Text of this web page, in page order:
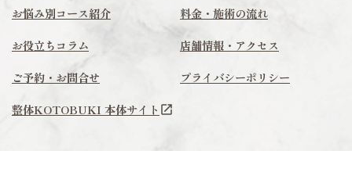
お悩み別コース紹介 料金・施術の流れ
お役立ちコラム 店舗情報・アクセス
ご予約・お問合せ プライバシーポリシー
整体KOTOBUKI 本体サイト